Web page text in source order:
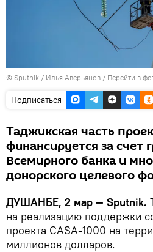
© Sputnik / Илья Аверьянов / Перейти в
Подписаться
Таджикская часть
финансируется за счет
Всемирного банка и
донорского целевого
ДУШАНБЕ, 2 мар — Sputnik.
на реализацию поддержки
проекта CASA-1000 на
миллионов долларов.